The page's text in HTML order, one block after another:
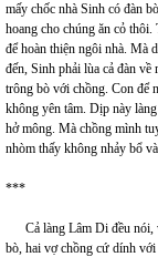
mấy chốc nhà Sinh có đàn
hoang cho chúng ăn cỏ
để hoàn thiện ngôi nhà. Mà
đến, Sinh phải lùa cả đàn
trông bò với chồng. Con để
không yên tâm. Dịp này
hở mông. Mà chồng mình
nhòm thấy không nhảy bổ
***
Cả làng Lâm Di đều nói,
bò, hai vợ chồng cứ dính với